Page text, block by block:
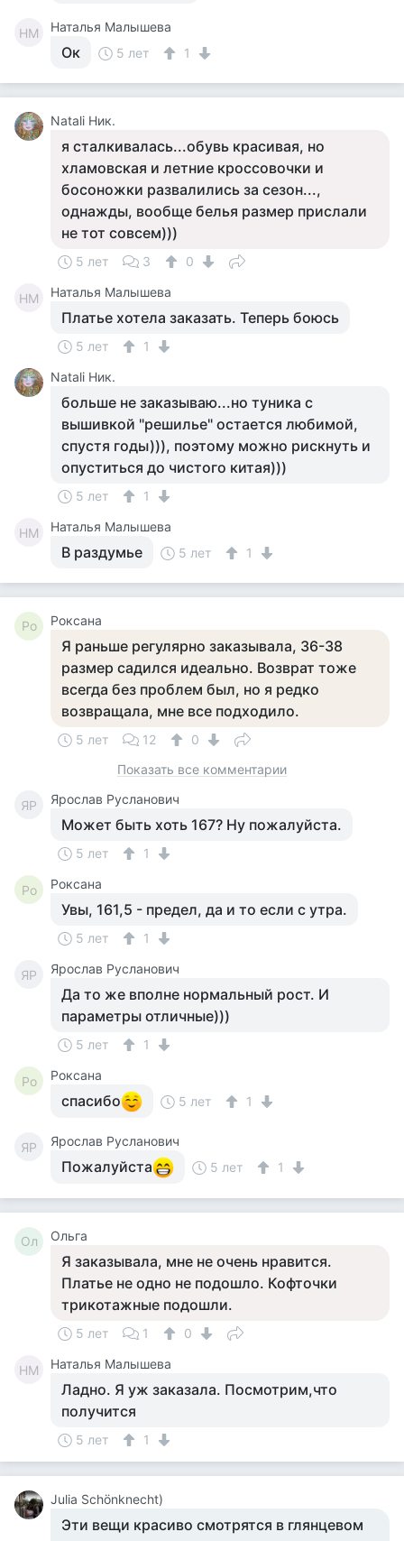
НМ Наталья Малышева
Ок 5 лет 1
Natali Ник.
я сталкивалась...обувь красивая, но
хламовская и летние кроссовочки и
босоножки развалились за сезон...,
однажды, вообще белья размер прислали
не тот совсем)))
5 лет 3 0
НМ Наталья Малышева
Платье хотела заказать. Теперь боюсь
5 лет
1
Natali Ник.
больше не заказываю...но туника с
вышивкой "решилье" остается любимой,
спустя годы))), поэтому можно рискнуть и
опуститься до чистого китая)))
5 лет 1
НМ Наталья Малышева
В раздумье 5 лет 1
Ро Роксана
Я раньше регулярно заказывала, 36-38
размер садился идеально. Возврат тоже
всегда без проблем был, но я редко
возвращала, мне все подходило.
5 лет 12
0
Показать все комментарии
ЯР Ярослав Русланович
Может быть хоть 167? Ну пожалуйста.
5 лет 1
Ро Роксана
Увы, 161,5 - предел, да и то если с утра.
5 лет 1
ЯР Ярослав Русланович
Да то же вполне нормальный рост. И
параметры отличные)))
5 лет 1
Ро Роксана
спасибо 5 лет 1
ЯР Ярослав Русланович
Пожалуйста 5 лет 1
Ол Ольга
Я заказывала, мне не очень нравится.
Платье не одно не подошло. Кофточки
трикотажные подошли.
5 лет 1 0
НМ Наталья Малышева
Ладно. Я уж заказала. Посмотрим,что
получится
5 лет 1
Julia Schönknecht)
Эти вещи красиво смотрятся в глянцевом